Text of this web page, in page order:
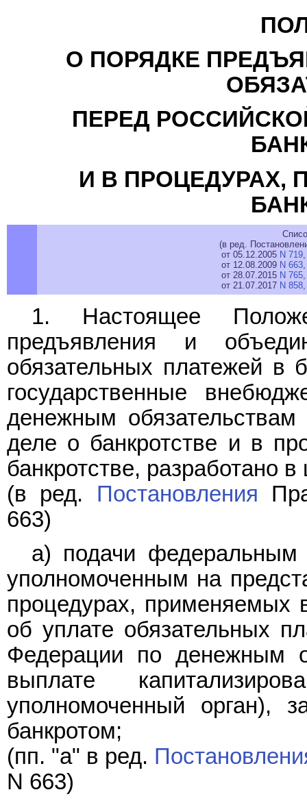
О ПОРЯДКЕ
ПЕРЕД
И В ПРОЦЕДУРАХ,
(в ред.
от 05.12.2005 N 719
от 12.08.2009 N 663
от 28.07.2015 N 765
от 21.07.2017 N 858
1. Настоящее
предъявления и
обязательных платежей в
государственные
денежным
деле о банкротстве и в
банкротстве, разработано
(в ред. Постановления
663)
а) подачи федеральным
уполномоченным на
процедурах, применяемых
об уплате обязательных
Федерации по денежным
выплате
уполномоченный орган),
банкротом;
(пп. "а" в ред.
N 663)